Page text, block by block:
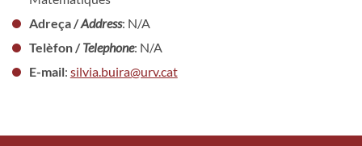
Adreça /Address: N/A
Telèfon /Telephone: N/A
E-mail: silvia.buira@urv.cat